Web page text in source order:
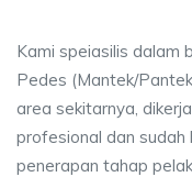
Kami speiasilis dalam
Pedes (Mantek/
area sekitarnya,
profesional dan sudah
penerapan tahap